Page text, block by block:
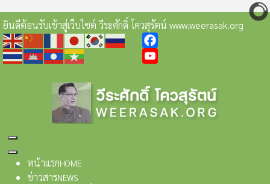
ยินดีต้อนรับเข้าสู่เว็บไซต์ วีระศักดิ์ โควสุรัตน์ www.weerasak.org
Facebook
หน้าแรกHOME
ข่าวสารNEWS